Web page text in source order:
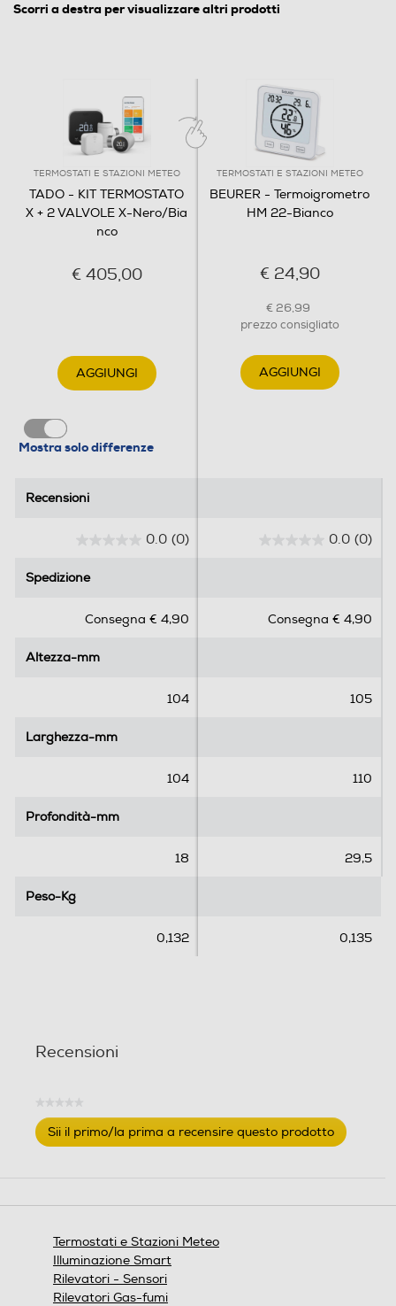
Scorri a destra per visualizzare altri prodotti
TERMOSTATI E STAZIONI METEO
TADO - KIT TERMOSTATO
X + 2 VALVOLE X-Nero/Bia
nco
€ 405,00
AGGIUNGI
Mostra solo differenze
TERMOSTATI E STAZIONI METEO
BEURER - Termoigrometro
HM 22-Bianco
€ 24,90
€ 26,99
prezzo consigliato
AGGIUNGI
Recensioni
0.0 (0)
e
0.0 (0)
e
Spedizione
Consegna € 4,90 Consegna € 4,90
Altezza-mm
104 105
Larghezza-mm
104 110
Profondità-mm
18 29,5
Peso-Kg
0,132 0,135
Recensioni
Nessuna
valutazione
Sii il primo/la prima a recensire questo prodotto
.
modale.
Termostati e Stazioni Meteo
Illuminazione Smart
Rilevatori - Sensori
Rilevatori Gas-fumi